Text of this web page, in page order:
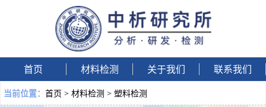
首页 材料检测 关于我们 联系我们
当前位置： 首页 > 材料检测 > 塑料检测